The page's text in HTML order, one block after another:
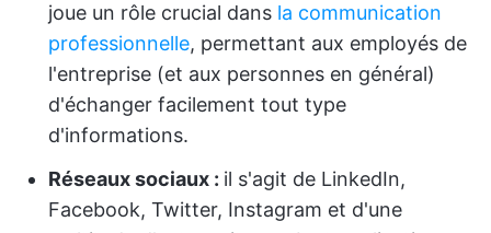
joue un rôle crucial dans la communication
professionnelle, permettant aux employés de
l'entreprise (et aux personnes en général)
d'échanger facilement tout type
d'informations.
Réseaux sociaux : il s'agit de LinkedIn,
Facebook, Twitter, Instagram et d'une